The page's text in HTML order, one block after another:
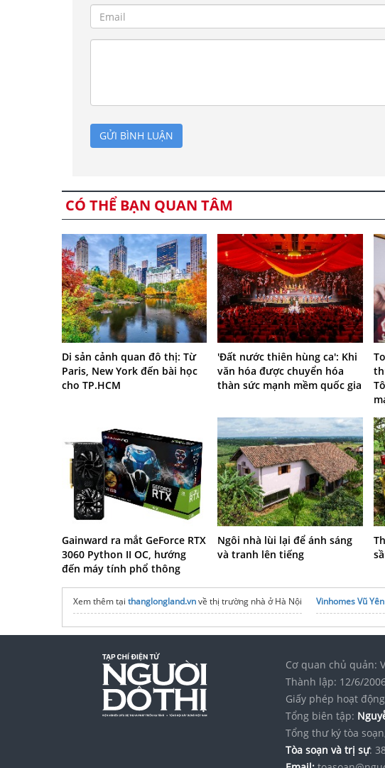
GỬI BÌNH LUẬN
CÓ THỂ BẠN QUAN TÂM
Di sản cảnh quan đô thị: Từ
Paris, New York đến bài học
cho TP.HCM
'Đất nước thiên hùng ca': Khi
văn hóa được chuyển hóa
thàn sức mạnh mềm quốc gia
Gainward ra mắt GeForce RTX
3060 Python II OC, hướng
đến máy tính phổ thông
Ngôi nhà lùi lại để ánh sáng
và tranh lên tiếng
Xem thêm tại thanglongland.vnvề thị trường nhà ở Hà Nội Vinhomes Vũ
Cơ quan chủ quản:
Thành lập: 12/6/
Giấy phép hoạt
Tổng biên tập:
Tổng thư ký tòa
Tòa soạn và trị sự: